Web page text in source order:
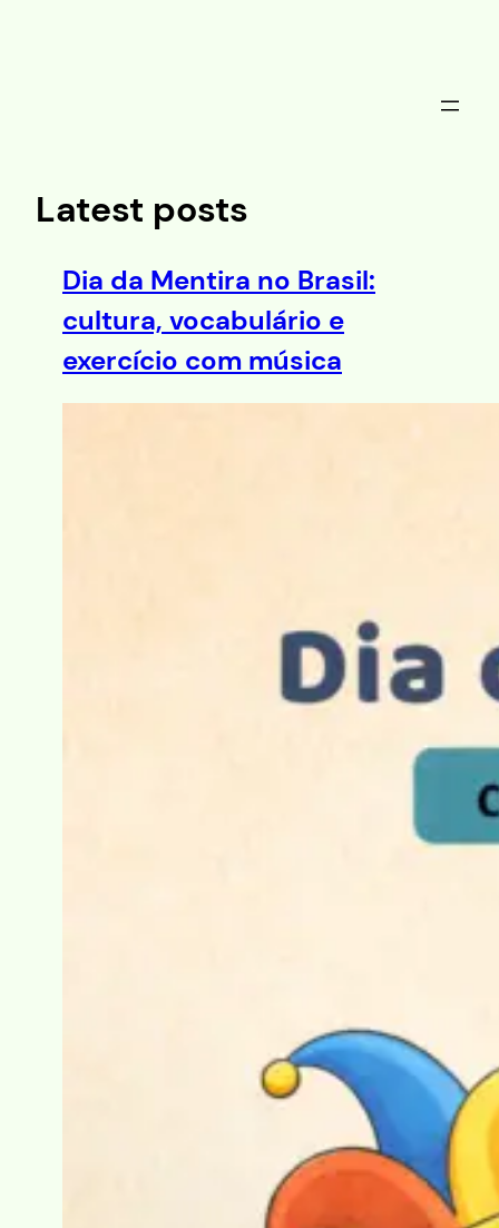
Latest posts
Dia da Mentira no Brasil:
cultura, vocabulário e
exercício com música